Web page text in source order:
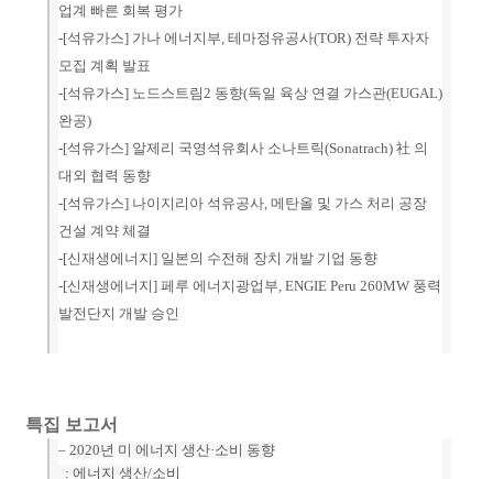
업계 빠른 회복 평가
-[석유가스] 가나 에너지부, 테마정유공사(TOR) 전략 투자자
모집 계획 발표
-[석유가스] 노드스트림2 동향(독일 육상 연결 가스관(EUGAL)
완공)
-[석유가스] 알제리 국영석유회사 소나트릭(Sonatrach) 社 의
대외 협력 동향
-[석유가스] 나이지리아 석유공사, 메탄올 및 가스 처리 공장
건설 계약 체결
-[신재생에너지] 일본의 수전해 장치 개발 기업 동향
-[신재생에너지] 페루 에너지광업부, ENGIE Peru 260MW 풍력
발전단지 개발 승인
특집 보고서
– 2020년 미 에너지 생산·소비 동향
: 에너지 생산/소비